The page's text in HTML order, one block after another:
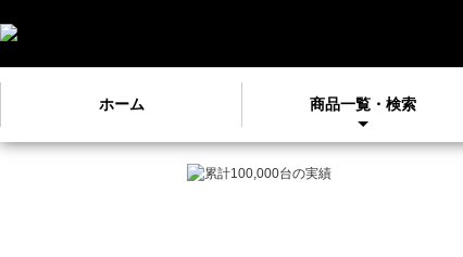
ホーム 商品一覧・検索